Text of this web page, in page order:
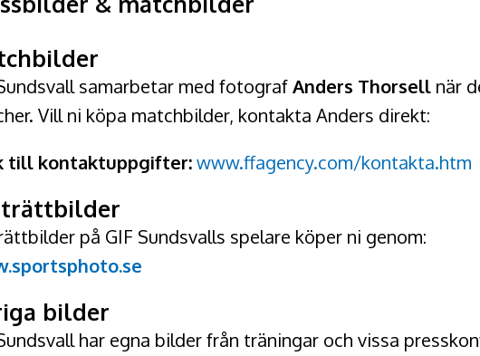
samarbetar med fotografAnders Thorsell när
Vill ni köpa matchbilder, kontakta Anders direkt:
till kontaktuppgifter: www.ffagency.com/kontakta.htm
på GIF Sundsvalls spelare köper ni genom:
bilder
har egna bilder från träningar och vissa